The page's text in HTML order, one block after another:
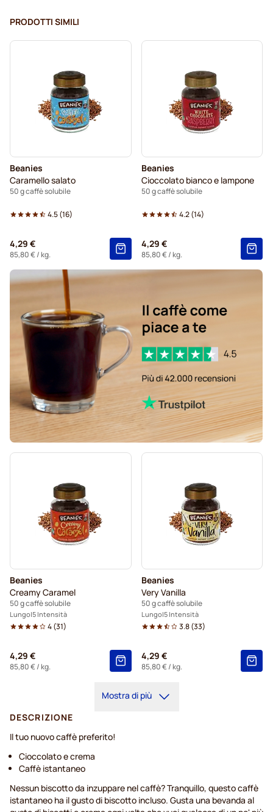
PRODOTTI SIMILI
Beanies
Caramello salato
50 g caffè solubile
4.5(16)
4,29 €
85,80 €/ kg.
Beanies
Cioccolato bianco e lampone
50 g caffè solubile
4.2(14)
4,29 €
85,80 €/ kg.
Beanies
Creamy Caramel
50 g caffè solubile
Lungo 5 Intensità
4(31)
4,29 €
85,80 €/ kg.
Beanies
Very Vanilla
50 g caffè solubile
Lungo 5 Intensità
3.8(33)
4,29 €
85,80 €/ kg.
Mostra di più
DESCRIZIONE
Il tuo nuovo caffè preferito!
Cioccolato e crema
Caffè istantaneo
Nessun biscotto da inzuppare nel caffè? Tranquillo, questo caffè
istantaneo ha il gusto di biscotto incluso. Gusta una bevanda al